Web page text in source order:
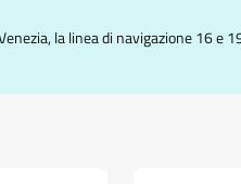
la linea di navigazione 16 e